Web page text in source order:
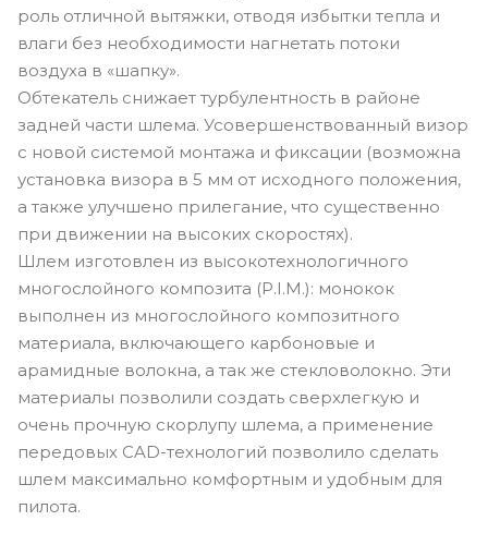
роль отличной вытяжки, отводя избытки тепла и
влаги без необходимости нагнетать потоки
воздуха в «шапку».
Обтекатель снижает турбулентность в районе
задней части шлема. Усовершенствованный визор
с новой системой монтажа и фиксации (возможна
установка визора в 5 мм от исходного положения,
а также улучшено прилегание, что существенно
при движении на высоких скоростях).
Шлем изготовлен из высокотехнологичного
многослойного композита (P.I.M.): монокок
выполнен из многослойного композитного
материала, включающего карбоновые и
арамидные волокна, а так же стекловолокно. Эти
материалы позволили создать сверхлегкую и
очень прочную скорлупу шлема, а применение
передовых CAD-технологий позволило сделать
шлем максимально комфортным и удобным для
пилота.